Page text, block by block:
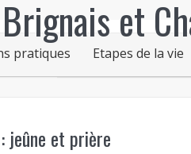
pratiques Etapes de la vie
jeûne et prière